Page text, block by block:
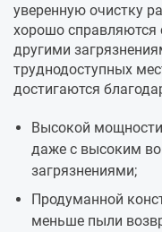
уверенную очистку
хорошо
другими
труднодоступных
достигаются
Высокой
даже с высоким
загрязнениями;
Продуманной
меньше пыли